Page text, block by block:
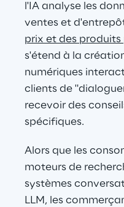
l'IA analyse les
ventes et
prix et des produits
s'étend à la
numériques
clients de
recevoir des
spécifiques.
Alors que les
moteurs de
systèmes
LLM, les